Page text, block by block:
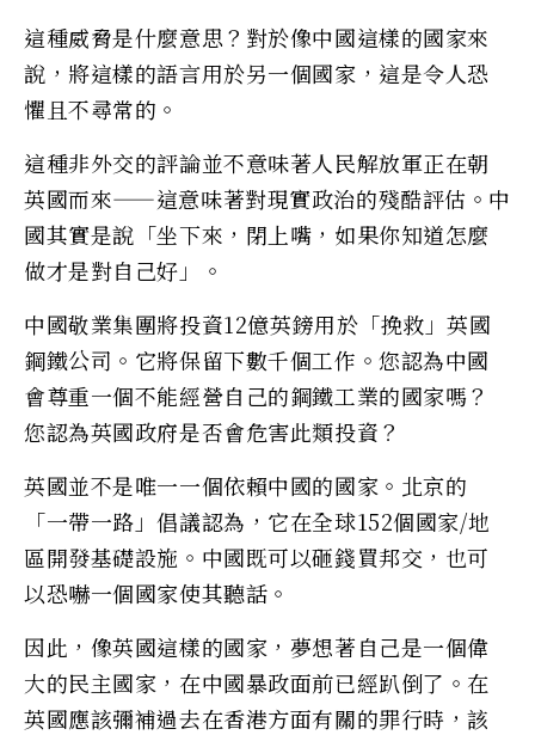
這種威脅是什麼意思？對於像中國這樣的國家來
說，將這樣的語言用於另一個國家，這是令人恐
懼且不尋常的。
這種非外交的評論並不意味著人民解放軍正在朝
英國而來——這意味著對現實政治的殘酷評估。中
國其實是說「坐下來，閉上嘴，如果你知道怎麼
做才是對自己好」。
中國敬業集團將投資12億英鎊用於「挽救」英國
鋼鐵公司。它將保留下數千個工作。您認為中國
會尊重一個不能經營自己的鋼鐵工業的國家嗎？
您認為英國政府是否會危害此類投資？
英國並不是唯一一個依賴中國的國家。北京的
「一帶一路」倡議認為，它在全球152個國家/地
區開發基礎設施。中國既可以砸錢買邦交，也可
以恐嚇一個國家使其聽話。
因此，像英國這樣的國家，夢想著自己是一個偉
大的民主國家，在中國暴政面前已經趴倒了。在
英國應該彌補過去在香港方面有關的罪行時，該